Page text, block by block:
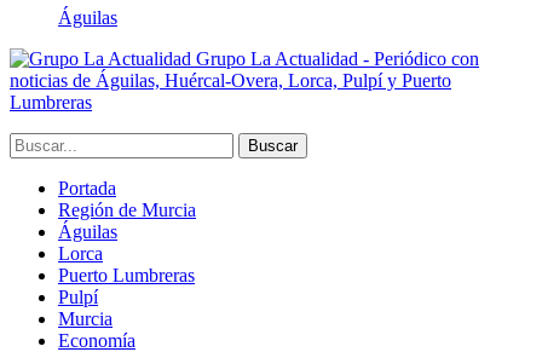
Águilas
Grupo La Actualidad - Periódico con
noticias de Águilas, Huércal-Overa, Lorca, Pulpí y Puerto
Lumbreras
Portada
Región de Murcia
Águilas
Lorca
Puerto Lumbreras
Pulpí
Murcia
Economía